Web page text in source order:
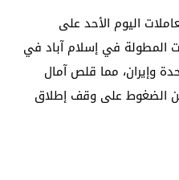
اليوم الأحد على
المطولة في إسلام آباد في
وإيران، مما قلص آمال
الضغوط على وقف إطلاق